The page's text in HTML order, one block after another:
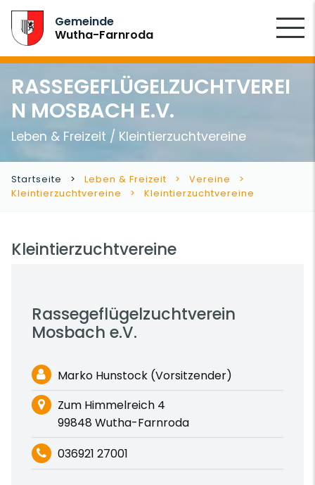
Gemeinde
Wutha-Farnroda
RASSEGEFLÜGELZUCHTVEREI
N MOSBACH E.V.
Leben & Freizeit / Kleintierzuchtvereine
Startseite Leben & Freizeit
Vereine
Kleintierzuchtvereine
Kleintierzuchtvereine
Kleintierzuchtvereine
Rassegeflügelzuchtverein
Mosbach e.V.
Marko Hunstock (Vorsitzender)
Zum Himmelreich 4
99848 Wutha-Farnroda
036921 27001